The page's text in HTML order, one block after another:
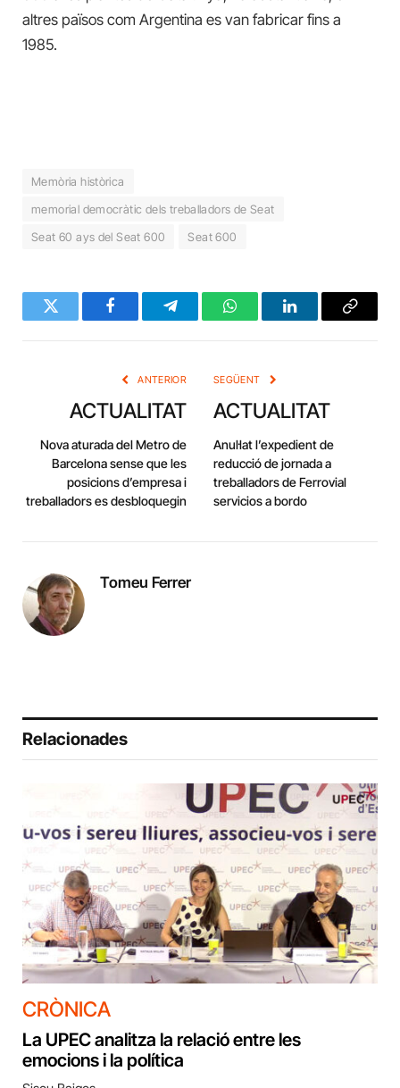
altres països com Argentina es van fabricar fins a
1985.
Memòria històrica
memorial democràtic dels treballadors de Seat
Seat 60 ays del Seat 600
Seat 600
Twitter FacebookTelegramWhatsAppLinkedInCopy
ANTERIOR
ACTUALITAT
Nova aturada del Metro de
Barcelona sense que les
posicions d’empresa i
treballadors es desbloquegin
SEGÜENT
ACTUALITAT
Anul·lat l’expedient de
reducció de jornada a
treballadors de Ferrovial
servicios a bordo
Tomeu Ferrer
Relacionades
CRÒNICA
La UPEC analitza la relació entre les
emocions i la política